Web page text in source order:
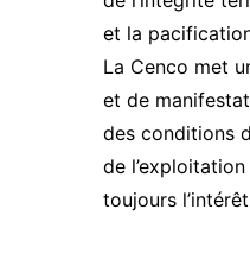
et la
La Cenco met
et de
des conditions
de
toujours